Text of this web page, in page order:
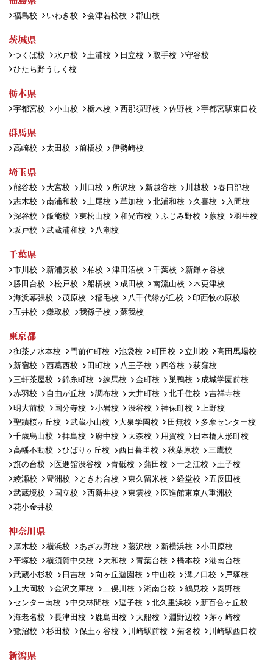
福島校 いわき校 会津若松校 郡山校
茨城県
つくば校 水戸校 土浦校 日立校 取手校
守谷校
ひたち野うしく校
栃木県
宇都宮校 小山校 栃木校 西那須野校 佐野校 宇都宮駅東口校
群馬県
高崎校 太田校 前橋校 伊勢崎校
埼玉県
熊谷校 大宮校 川口校 所沢校 新越谷校 川越校
春日部校
志木校
南浦和校 上尾校 草加校 北浦和校 久喜校
入間校
深谷校
飯能校 東松山校 和光市校 ふじみ野校 蕨校
羽生校
坂戸校
武蔵浦和校 八潮校
千葉県
市川校 新浦安校 柏校 津田沼校 千葉校
新鎌ヶ谷校
勝田台校
松戸校 船橋校 成田校 南流山校
木更津校
海浜幕張校
茂原校 稲毛校 八千代緑が丘校
印西牧の原校
五井校
鎌取校 我孫子校 蘇我校
東京都
御茶ノ水本校 門前仲町校 池袋校 町田校 立川校
高田馬場校
新宿校
西葛西校 田町校 八王子校 四谷校
荻窪校
三軒茶屋校
錦糸町校 練馬校 金町校 巣鴨校
成城学園前校
赤羽校
自由が丘校 調布校 大井町校 北千住校
吉祥寺校
明大前校
国分寺校 小岩校 渋谷校 神保町校
上野校
聖蹟桜ヶ丘校
武蔵小山校 大泉学園校 田無校
多摩センター校
千歳烏山校
拝島校 府中校 大森校 用賀校
日本橋人形町校
高幡不動校
ひばりヶ丘校 西日暮里校 秋葉原校
三鷹校
旗の台校
医進館渋谷校 青砥校 蒲田校 一之江校
王子校
綾瀬校
豊洲校 ときわ台校 東久留米校 経堂校
五反田校
武蔵境校
国立校 西新井校 東雲校
医進館東京八重洲校
花小金井校
神奈川県
厚木校 横浜校 あざみ野校 藤沢校 新横浜校
小田原校
平塚校
横須賀中央校 大和校 青葉台校 橋本校
港南台校
武蔵小杉校
日吉校 向ヶ丘遊園校 中山校 溝ノ口校
戸塚校
上大岡校
金沢文庫校 二俣川校 湘南台校 鶴見校
秦野校
センター南校
中央林間校 逗子校 北久里浜校
新百合ヶ丘校
海老名校
長津田校 鹿島田校 大船校 淵野辺校
茅ヶ崎校
鷺沼校
杉田校 保土ヶ谷校 川崎駅前校 菊名校 川崎駅西口校
新潟県